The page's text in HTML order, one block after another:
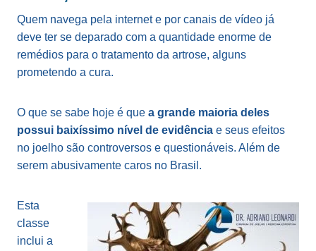
Quem navega pela internet e por canais de vídeo já
deve ter se deparado com a quantidade enorme de
remédios para o tratamento da artrose, alguns
prometendo a cura.
O que se sabe hoje é que a grande maioria deles
possui baixíssimo nível de evidência e seus efeitos
no joelho são controversos e questionáveis. Além de
serem abusivamente caros no Brasil.
Esta
classe
inclui a